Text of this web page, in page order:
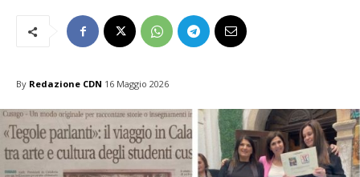
By Redazione CDN 16 Maggio 2026